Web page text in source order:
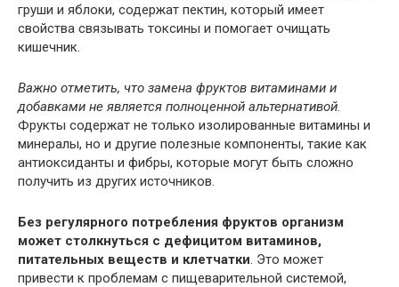
груши и яблоки, содержат пектин, который имеет
свойства связывать токсины и помогает очищать
кишечник.
Важно отметить, что замена фруктов витаминами и
добавками не является полноценной альтернативой.
Фрукты содержат не только изолированные витамины и
минералы, но и другие полезные компоненты, такие как
антиоксиданты и фибры, которые могут быть сложно
получить из других источников.
Без регулярного потребления фруктов организм
может столкнуться с дефицитом витаминов,
питательных веществ и клетчатки. Это может
привести к проблемам с пищеварительной системой,